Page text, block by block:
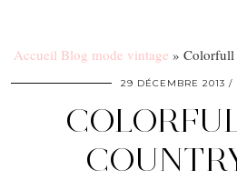
Accueil Blog mode vintage » Colorfull
29 DÉCEMBRE 2013